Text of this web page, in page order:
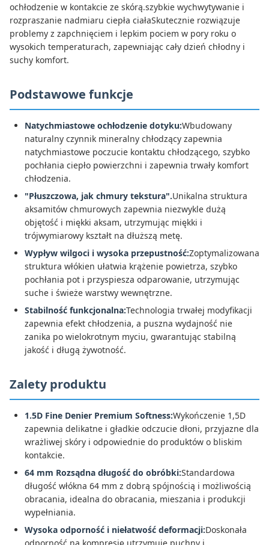
ochłodzenie w kontakcie ze skórą.szybkie wychwytywanie i
rozpraszanie nadmiaru ciepła ciałaSkutecznie rozwiązuje
problemy z zapchnięciem i lepkim pociem w pory roku o
wysokich temperaturach, zapewniając cały dzień chłodny i
suchy komfort.
Podstawowe funkcje
Natychmiastowe ochłodzenie dotyku:Wbudowany
naturalny czynnik mineralny chłodzący zapewnia
natychmiastowe poczucie kontaktu chłodzącego, szybko
pochłania ciepło powierzchni i zapewnia trwały komfort
chłodzenia.
"Płuszczowa, jak chmury tekstura".Unikalna struktura
aksamitów chmurowych zapewnia niezwykle dużą
objętość i miękki aksam, utrzymując miękki i
trójwymiarowy kształt na dłuższą metę.
Wypływ wilgoci i wysoka przepustność:Zoptymalizowana
struktura włókien ułatwia krążenie powietrza, szybko
pochłania pot i przyspiesza odparowanie, utrzymując
suche i świeże warstwy wewnętrzne.
Stabilność funkcjonalna:Technologia trwałej modyfikacji
zapewnia efekt chłodzenia, a puszna wydajność nie
zanika po wielokrotnym myciu, gwarantując stabilną
jakość i długą żywotność.
Zalety produktu
1.5D Fine Denier Premium Softness:Wykończenie 1,5D
zapewnia delikatne i gładkie odczucie dłoni, przyjazne dla
wrażliwej skóry i odpowiednie do produktów o bliskim
kontakcie.
64 mm Rozsądna długość do obróbki:Standardowa
długość włókna 64 mm z dobrą spójnością i możliwością
obracania, idealna do obracania, mieszania i produkcji
wypełniania.
Wysoka odporność i niełatwość deformacji:Doskonała